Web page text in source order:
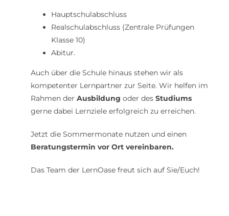
Hauptschulabschluss
Realschulabschluss (Zentrale Prüfungen
Klasse 10)
Abitur.
Auch über die Schule hinaus stehen wir als
kompetenter Lernpartner zur Seite. Wir helfen im
Rahmen der Ausbildung oder des Studiums
gerne dabei Lernziele erfolgreich zu erreichen.
Jetzt die Sommermonate nutzen und einen
Beratungstermin vor Ort vereinbaren.
Das Team der LernOase freut sich auf Sie/Euch!